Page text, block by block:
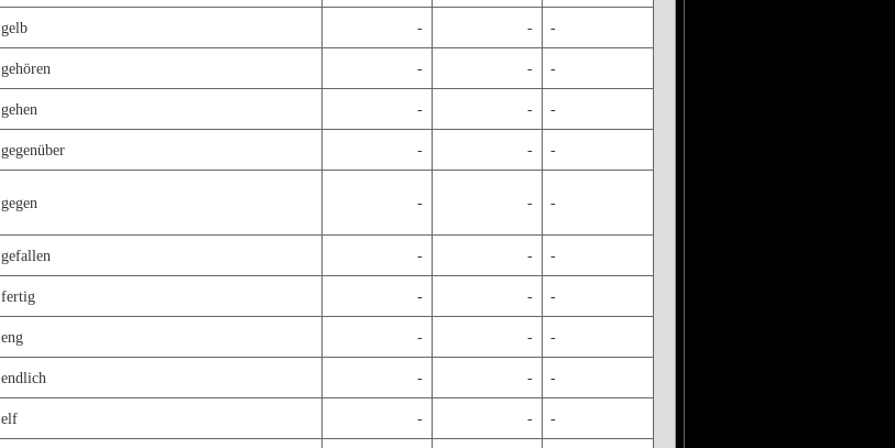
gelb - - -
gehören - - -
gehen - - -
gegenüber - - -
gegen - - -
gefallen - - -
fertig - - -
eng - - -
endlich - - -
elf - - -